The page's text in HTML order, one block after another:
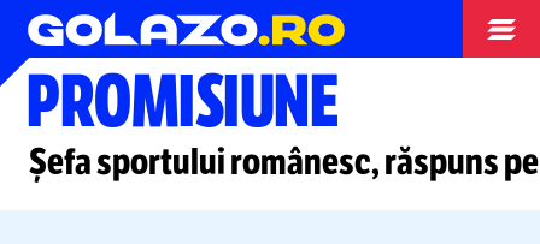
Jocurile Olimpice
PROMISIUNE
Șefa sportului românesc, răspuns